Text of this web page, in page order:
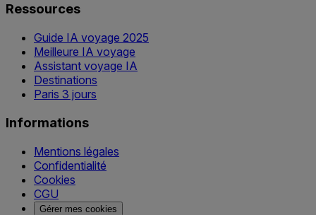
Ressources
Guide IA voyage 2025
Meilleure IA voyage
Assistant voyage IA
Destinations
Paris 3 jours
Informations
Mentions légales
Confidentialité
Cookies
CGU
Gérer mes cookies